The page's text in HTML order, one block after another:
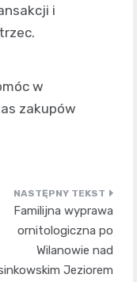
i
w
zakupów
Familijna wyprawa
ornitologiczna po
Wilanowie nad
Jeziorem